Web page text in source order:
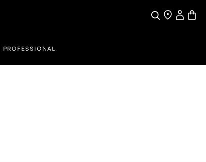
KeresesÜzletkereső
Saját profil
PROFESSIONAL